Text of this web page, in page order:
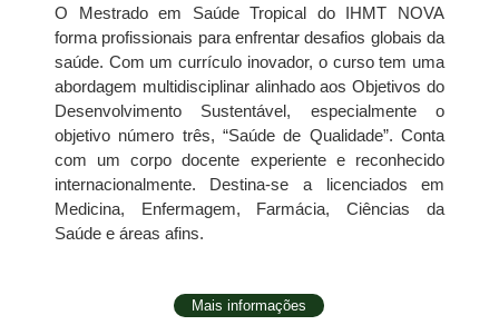
O Mestrado em Saúde Tropical do IHMT NOVA
forma profissionais para enfrentar desafios globais da
saúde. Com um currículo inovador, o curso tem uma
abordagem multidisciplinar alinhado aos Objetivos do
Desenvolvimento Sustentável, especialmente o
objetivo número três, “Saúde de Qualidade”. Conta
com um corpo docente experiente e reconhecido
internacionalmente. Destina-se a licenciados em
Medicina, Enfermagem, Farmácia, Ciências da
Saúde e áreas afins.
Mais informações